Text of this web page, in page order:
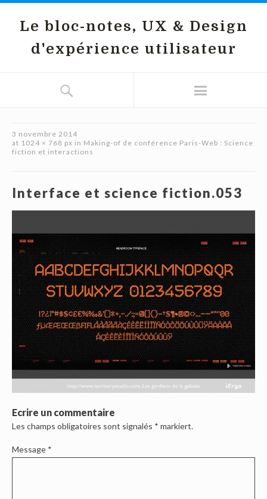
Le bloc-notes, UX & Design
d'expérience utilisateur
3 novembre 2014
at 1024 × 768 px in Making-of de conférence Paris-Web : Science
fiction et interactions
Interface et science fiction.053
Ecrire un commentaire
Les champs obligatoires sont signalés * markiert.
Message *